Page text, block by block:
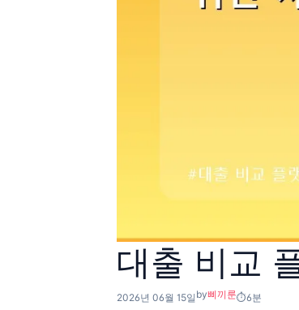
대출 비교
2026년 06월 15일 by삐끼룬 6분